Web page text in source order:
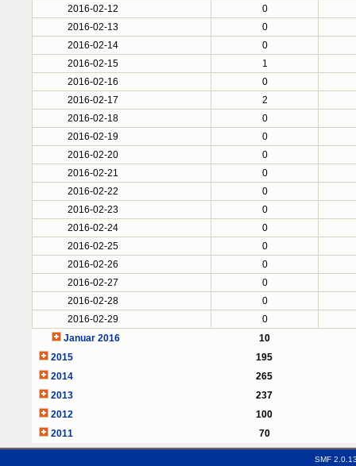
2016-02-12
0
2016-02-13
0
2016-02-14
0
2016-02-15
1
2016-02-16
0
2016-02-17
2
2016-02-18
0
2016-02-19
0
2016-02-20
0
2016-02-21
0
2016-02-22
0
2016-02-23
0
2016-02-24
0
2016-02-25
0
2016-02-26
0
2016-02-27
0
2016-02-28
0
2016-02-29
0
Januar 2016
10
2015
195
2014
265
2013
237
2012
100
2011
70
SMF